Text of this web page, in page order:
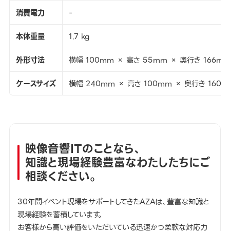
消費電力
-
本体重量
1.7 kg
外形寸法
横幅 100mm × 高さ 55mm × 奥行き 166mm
ケースサイズ
横幅 240mm × 高さ 100mm × 奥行き
映像音響ITのことなら、
知識と現場経験豊富なわたしたちにご
相談ください。
30年間イベント現場をサポートしてきたAZAは、豊富な知識と
現場経験を蓄積しています。
お客様から高い評価をいただいている迅速かつ柔軟な対応力